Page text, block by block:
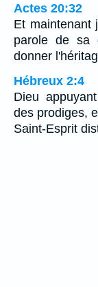
Actes 20:32
Et maintenant
parole de sa
donner
Hébreux 2:4
Dieu
des prodiges,
Saint-Esprit